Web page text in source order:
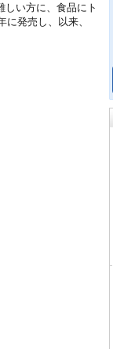
しい方に、食品にト
発売し、以来、